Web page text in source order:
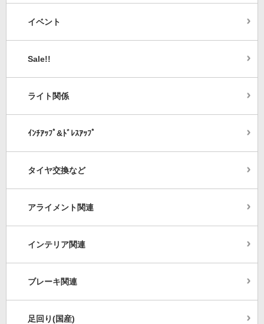
イベント
Sale!!
ライト関係
ｲﾝﾁｱｯﾌﾟ&ﾄﾞﾚｽｱｯﾌﾟ
タイヤ交換など
アライメント関連
インテリア関連
ブレーキ関連
足回り(国産)